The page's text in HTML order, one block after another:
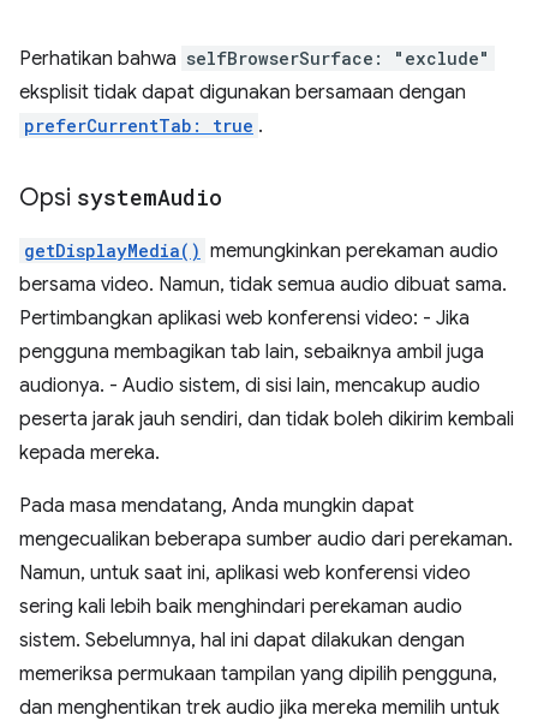
Perhatikan bahwa selfBrowserSurface: "exclude"
eksplisit tidak dapat digunakan bersamaan dengan
preferCurrentTab: true .
Opsi systemAudio
getDisplayMedia() memungkinkan perekaman audio
bersama video. Namun, tidak semua audio dibuat sama.
Pertimbangkan aplikasi web konferensi video: - Jika
pengguna membagikan tab lain, sebaiknya ambil juga
audionya. - Audio sistem, di sisi lain, mencakup audio
peserta jarak jauh sendiri, dan tidak boleh dikirim kembali
kepada mereka.
Pada masa mendatang, Anda mungkin dapat
mengecualikan beberapa sumber audio dari perekaman.
Namun, untuk saat ini, aplikasi web konferensi video
sering kali lebih baik menghindari perekaman audio
sistem. Sebelumnya, hal ini dapat dilakukan dengan
memeriksa permukaan tampilan yang dipilih pengguna,
dan menghentikan trek audio jika mereka memilih untuk